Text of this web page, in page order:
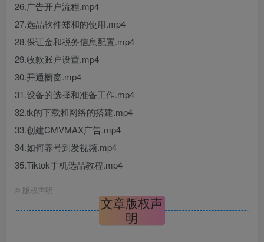
26.广告开户流程.mp4
27.选品软件郑和的使用.mp4
28.保证金和税务信息配置.mp4
29.收款账户设置.mp4
30.开通橱窗.mp4
31.设备的选择和准备工作.mp4
32.tk的下载和网络的搭建.mp4
33.创建CMVMAX广告.mp4
34.如何养号到发视频.mp4
35.Tiktok手机选品教程.mp4
© 版权声明
文章版权声
明